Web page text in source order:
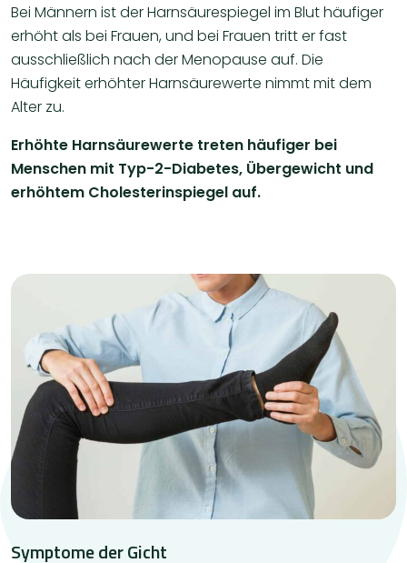
Bei Männern ist der Harnsäurespiegel im Blut häufiger
erhöht als bei Frauen, und bei Frauen tritt er fast
ausschließlich nach der Menopause auf. Die
Häufigkeit erhöhter Harnsäurewerte nimmt mit dem
Alter zu.
Erhöhte Harnsäurewerte treten häufiger bei
Menschen mit Typ-2-Diabetes, Übergewicht und
erhöhtem Cholesterinspiegel auf.
Symptome der Gicht